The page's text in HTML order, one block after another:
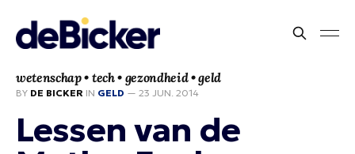
wetenschap • tech • gezondheid • geld
BY DE BICKER IN GELD — 23 JUN. 2014
Lessen van de